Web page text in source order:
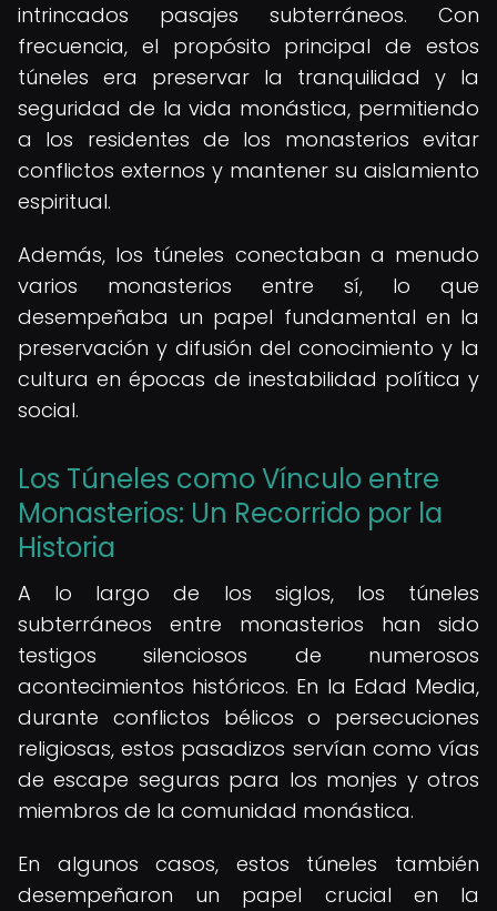
intrincados pasajes subterráneos. Con
frecuencia, el propósito principal de estos
túneles era preservar la tranquilidad y la
seguridad de la vida monástica, permitiendo
a los residentes de los monasterios evitar
conflictos externos y mantener su aislamiento
espiritual.
Además, los túneles conectaban a menudo
varios monasterios entre sí, lo que
desempeñaba un papel fundamental en la
preservación y difusión del conocimiento y la
cultura en épocas de inestabilidad política y
social.
Los Túneles como Vínculo entre
Monasterios: Un Recorrido por la
Historia
A lo largo de los siglos, los túneles
subterráneos entre monasterios han sido
testigos silenciosos de numerosos
acontecimientos históricos. En la Edad Media,
durante conflictos bélicos o persecuciones
religiosas, estos pasadizos servían como vías
de escape seguras para los monjes y otros
miembros de la comunidad monástica.
En algunos casos, estos túneles también
desempeñaron un papel crucial en la